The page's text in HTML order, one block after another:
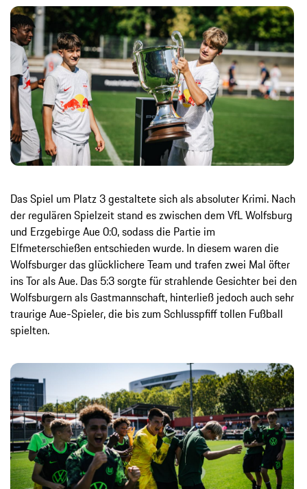
Das Spiel um Platz 3 gestaltete sich als absoluter Krimi. Nach
der regulären Spielzeit stand es zwischen dem VfL Wolfsburg
und Erzgebirge Aue 0:0, sodass die Partie im
Elfmeterschießen entschieden wurde. In diesem waren die
Wolfsburger das glücklichere Team und trafen zwei Mal öfter
ins Tor als Aue. Das 5:3 sorgte für strahlende Gesichter bei den
Wolfsburgern als Gastmannschaft, hinterließ jedoch auch sehr
traurige Aue-Spieler, die bis zum Schlusspfiff tollen Fußball
spielten.